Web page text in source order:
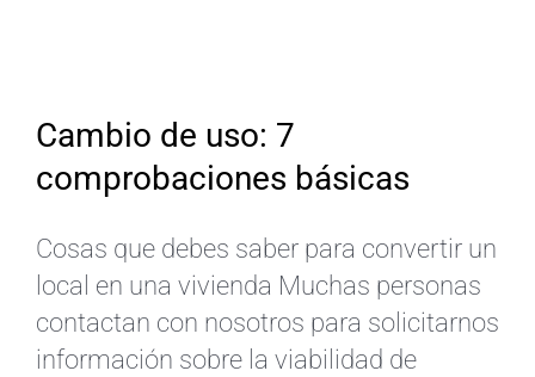
Cambio de uso: 7
comprobaciones básicas
Cosas que debes saber para convertir un
local en una vivienda Muchas personas
contactan con nosotros para solicitarnos
información sobre la viabilidad de